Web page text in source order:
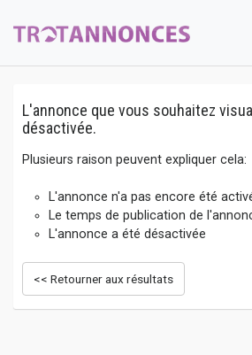
L'annonce que vous souhaitez
désactivée.
Plusieurs raison peuvent expliquer cela:
L'annonce n'a pas encore été
Le temps de publication de
L'annonce a été désactivée
<< Retourner aux résultats